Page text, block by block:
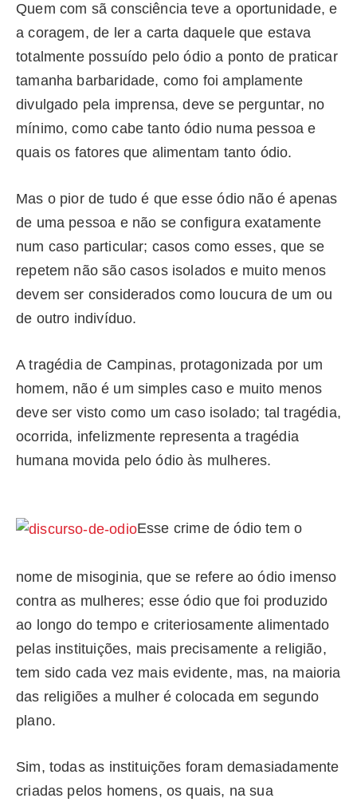
Quem com sã consciência teve a oportunidade, e
a coragem, de ler a carta daquele que estava
totalmente possuído pelo ódio a ponto de praticar
tamanha barbaridade, como foi amplamente
divulgado pela imprensa, deve se perguntar, no
mínimo, como cabe tanto ódio numa pessoa e
quais os fatores que alimentam tanto ódio.
Mas o pior de tudo é que esse ódio não é apenas
de uma pessoa e não se configura exatamente
num caso particular; casos como esses, que se
repetem não são casos isolados e muito menos
devem ser considerados como loucura de um ou
de outro indivíduo.
A tragédia de Campinas, protagonizada por um
homem, não é um simples caso e muito menos
deve ser visto como um caso isolado; tal tragédia,
ocorrida, infelizmente representa a tragédia
humana movida pelo ódio às mulheres.
Esse crime de ódio tem o
nome de misoginia, que se refere ao ódio imenso
contra as mulheres; esse ódio que foi produzido
ao longo do tempo e criteriosamente alimentado
pelas instituições, mais precisamente a religião,
tem sido cada vez mais evidente, mas, na maioria
das religiões a mulher é colocada em segundo
plano.
Sim, todas as instituições foram demasiadamente
criadas pelos homens, os quais, na sua